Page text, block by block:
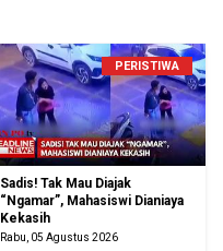
PERISTIWA
Sadis! Tak Mau Diajak
“Ngamar”, Mahasiswi Dianiaya
Kekasih
Rabu, 05 Agustus 2026